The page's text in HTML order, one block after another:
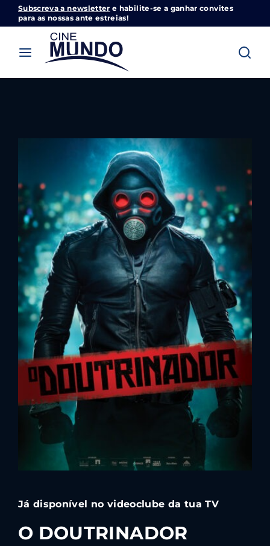
Subscreva a newsletter e habilite-se a ganhar convites
para as nossas ante estreias!
Já disponível no videoclube da tua TV
O DOUTRINADOR
Cinemundo – Onde O Cinema Acontece
Login
SIGN IN
Remember Me
Lost Your Password?
By signing in, you agree to
our terms and
conditionsand ourprivacy policy